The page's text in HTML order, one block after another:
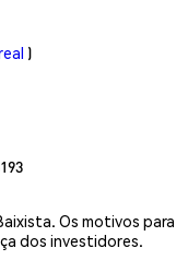
)
Os motivos
dos investidores.